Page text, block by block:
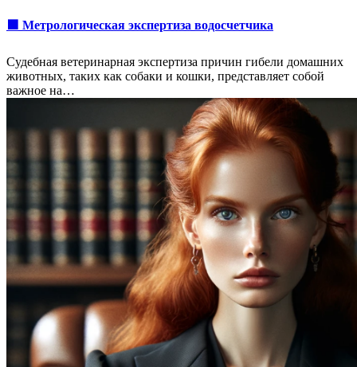
🟩 Метрологическая экспертиза водосчетчика
Судебная ветеринарная экспертиза причин гибели домашних
животных, таких как собаки и кошки, представляет собой
важное на…